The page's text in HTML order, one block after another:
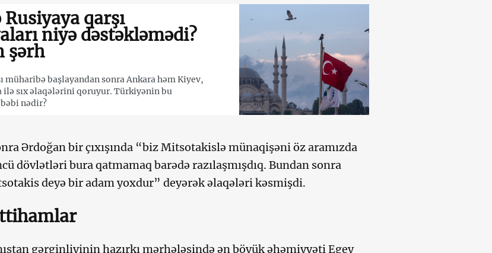
qarşı
niyə dəstəkləmədi?
şərh
müharibə başlayandan sonra Ankara həm Kiyev,
ilə sıx əlaqələrini qoruyur. Türkiyənin bu
nədir?
Ərdoğan bir çıxışında “biz Mitsotakislə münaqişəni öz aramızda
dövlətləri bura qatmamaq barədə razılaşmışdıq. Bundan sonra
deyə bir adam yoxdur” deyərək əlaqələri kəsmişdi.
gərginliyinin hazırkı mərhələsində ən böyük əhəmiyyəti Egey